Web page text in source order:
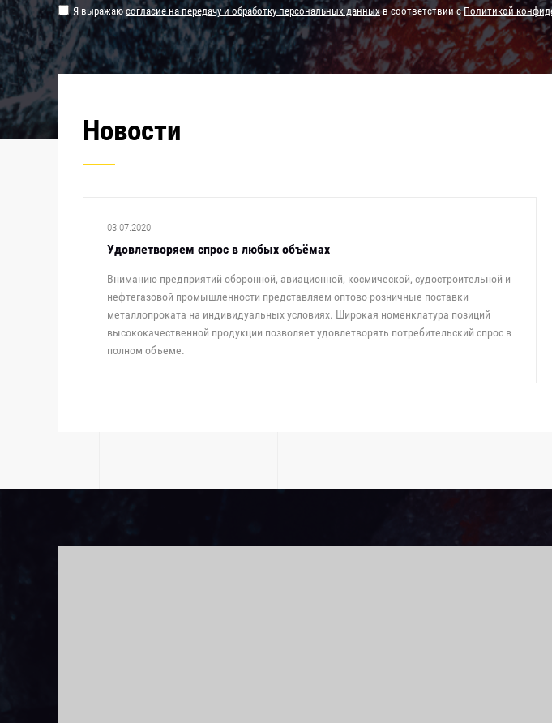
Я выражаю согласие на передачу и обработку персональных данныхв соответствии сПолитикой
Новости
03.07.2020
Удовлетворяем спрос в любых объёмах
Вниманию предприятий оборонной, авиационной, космической, судостроительной и
нефтегазовой промышленности представляем оптово-розничные поставки
металлопроката на индивидуальных условиях. Широкая номенклатура позиций
высококачественной продукции позволяет удовлетворять потребительский спрос в
полном объеме.